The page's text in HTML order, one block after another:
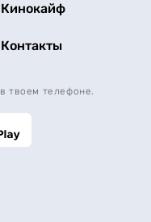
Кинокайф
Контакты
твоем телефоне.